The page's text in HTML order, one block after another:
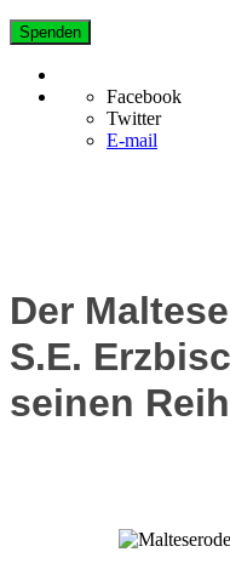
Spenden
Facebook
Twitter
E-mail
Der
S.E.
seinen